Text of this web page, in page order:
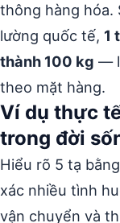
thông hàng hóa.
lường quốc tế, 1
thành 100 kg —
theo mặt hàng.
Ví dụ thực
trong đời
Hiểu rõ 5 tạ
xác nhiều tình
vận chuyển và